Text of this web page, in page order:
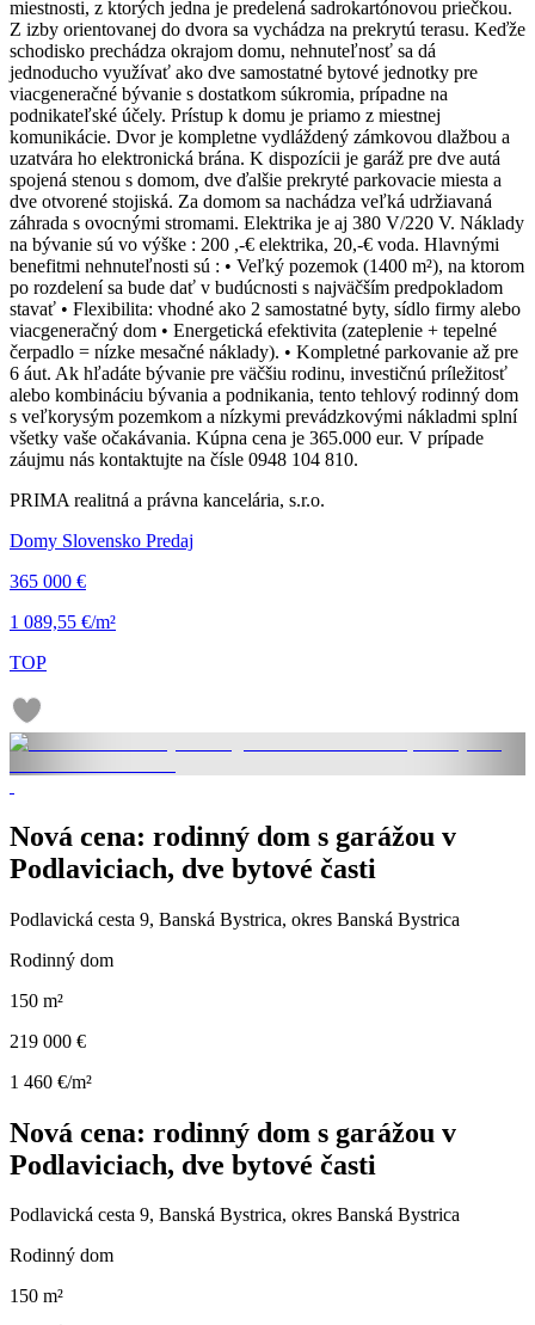
miestnosti, z ktorých jedna je predelená sadrokartónovou priečkou.
Z izby orientovanej do dvora sa vychádza na prekrytú terasu. Keďže
schodisko prechádza okrajom domu, nehnuteľnosť sa dá
jednoducho využívať ako dve samostatné bytové jednotky pre
viacgeneračné bývanie s dostatkom súkromia, prípadne na
podnikateľské účely. Prístup k domu je priamo z miestnej
komunikácie. Dvor je kompletne vydláždený zámkovou dlažbou a
uzatvára ho elektronická brána. K dispozícii je garáž pre dve autá
spojená stenou s domom, dve ďalšie prekryté parkovacie miesta a
dve otvorené stojiská. Za domom sa nachádza veľká udržiavaná
záhrada s ovocnými stromami. Elektrika je aj 380 V/220 V. Náklady
na bývanie sú vo výške : 200 ,-€ elektrika, 20,-€ voda. Hlavnými
benefitmi nehnuteľnosti sú : • Veľký pozemok (1400 m²), na ktorom
po rozdelení sa bude dať v budúcnosti s najväčším predpokladom
stavať • Flexibilita: vhodné ako 2 samostatné byty, sídlo firmy alebo
viacgeneračný dom • Energetická efektivita (zateplenie + tepelné
čerpadlo = nízke mesačné náklady). • Kompletné parkovanie až pre
6 áut. Ak hľadáte bývanie pre väčšiu rodinu, investičnú príležitosť
alebo kombináciu bývania a podnikania, tento tehlový rodinný dom
s veľkorysým pozemkom a nízkymi prevádzkovými nákladmi splní
všetky vaše očakávania. Kúpna cena je 365.000 eur. V prípade
záujmu nás kontaktujte na čísle 0948 104 810.
PRIMA realitná a právna kancelária, s.r.o.
Domy Slovensko Predaj
365 000 €
1 089,55 €/m²
TOP
Nová cena: rodinný dom s garážou v
Podlaviciach, dve bytové časti
Podlavická cesta 9, Banská Bystrica, okres Banská Bystrica
Rodinný dom
150 m²
219 000 €
1 460 €/m²
Nová cena: rodinný dom s garážou v
Podlaviciach, dve bytové časti
Podlavická cesta 9, Banská Bystrica, okres Banská Bystrica
Rodinný dom
150 m²